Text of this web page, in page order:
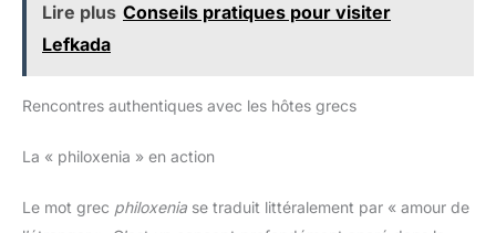
basket-ball, au tennis, au football, aux fêtes, aux voyages, à la
maison, aux cours d'entraînement, aux vacances, aux loisirs,
achats quotidiens, camping, conduite, activités intérieures et
Lire plus Conseils pratiques pour visiter
Lefkada
Rencontres authentiques avec les hôtes grecs
La « philoxenia » en action
Le mot grec philoxenia se traduit littéralement par « amour de